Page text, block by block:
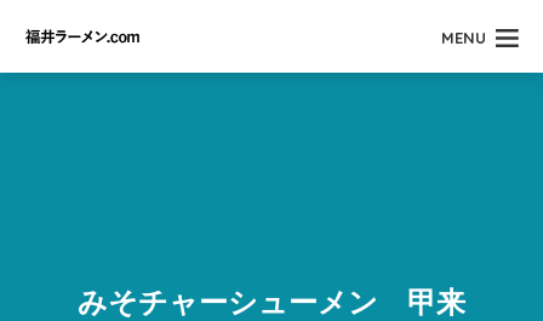
MENU
みそチャーシューメン 甲来